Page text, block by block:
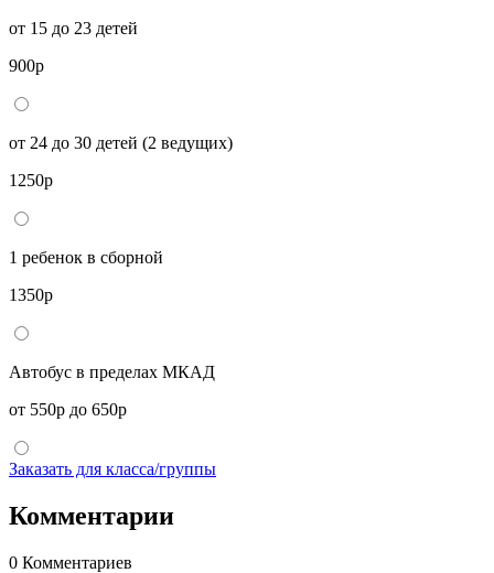
от 15 до 23 детей
900р
от 24 до 30 детей (2 ведущих)
1250р
1 ребенок в сборной
1350р
Автобус в пределах МКАД
от 550р до 650р
Заказать для класса/группы
Комментарии
0 Комментариев